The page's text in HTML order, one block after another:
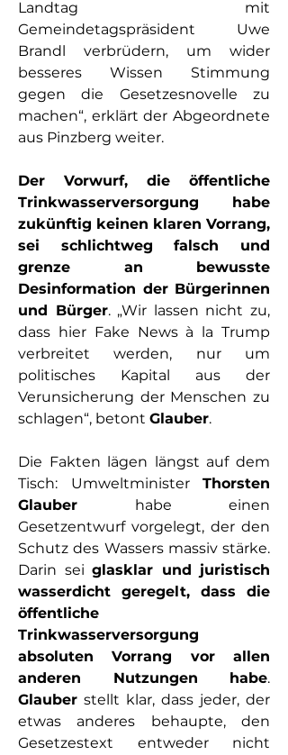
Landtag mit
Gemeindetagspräsident Uwe
Brandl verbrüdern, um wider
besseres Wissen Stimmung
gegen die Gesetzesnovelle zu
machen“, erklärt der Abgeordnete
aus Pinzberg weiter.
Der Vorwurf, die öffentliche
Trinkwasserversorgung habe
zukünftig keinen klaren Vorrang,
sei schlichtweg falsch und
grenze an bewusste
Desinformation der Bürgerinnen
und Bürger. „Wir lassen nicht zu,
dass hier Fake News à la Trump
verbreitet werden, nur um
politisches Kapital aus der
Verunsicherung der Menschen zu
schlagen“, betont Glauber.
Die Fakten lägen längst auf dem
Tisch: Umweltminister Thorsten
Glauber habe einen
Gesetzentwurf vorgelegt, der den
Schutz des Wassers massiv stärke.
Darin sei glasklar und juristisch
wasserdicht geregelt, dass die
öffentliche
Trinkwasserversorgung
absoluten Vorrang vor allen
anderen Nutzungen habe
Glauber stellt klar, dass jeder, der
etwas anderes behaupte, den
Gesetzestext entweder nicht